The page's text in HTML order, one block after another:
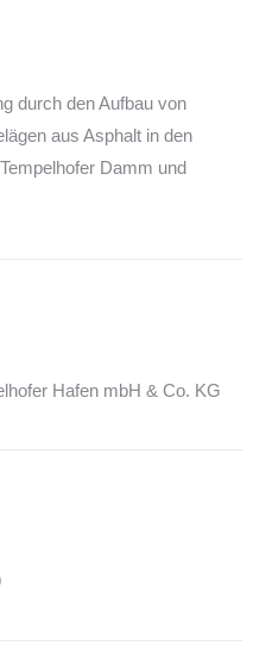
durch den Aufbau von
aus Asphalt in den
Damm und
Hafen mbH & Co. KG